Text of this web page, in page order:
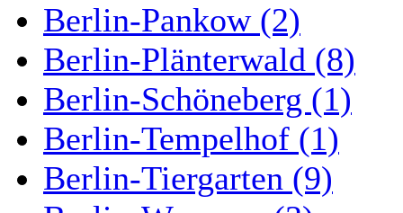
Berlin-Pankow (2)
Berlin-Plänterwald (8)
Berlin-Schöneberg (1)
Berlin-Tempelhof (1)
Berlin-Tiergarten (9)